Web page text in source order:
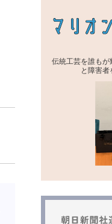
伝統工芸を誰も
と障害者